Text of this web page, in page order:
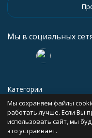
Мы в социальных
Категории
Информация
Мы сохраняем файлы
работать лучше. Если Вы
использовать сайт, мы
это устраивает.